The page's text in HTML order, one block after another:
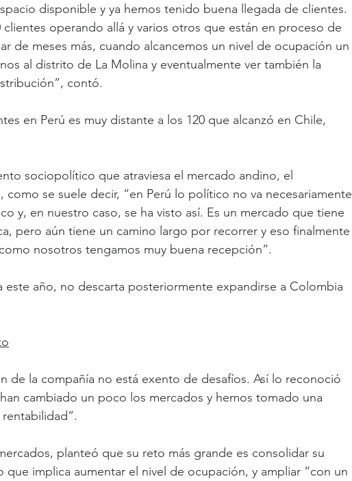
disponible y ya hemos tenido buena llegada de clientes.
operando allá y varios otros que están en proceso de
de meses más, cuando alcancemos un nivel de ocupación un
al distrito de La Molina y eventualmente ver también la
contó.
en Perú es muy distante a los 120 que alcanzó en Chile,
sociopolítico que atraviesa el mercado andino, el
se suele decir, “en Perú lo político no va necesariamente
y, en nuestro caso, se ha visto así. Es un mercado que tiene
pero aún tiene un camino largo por recorrer y eso finalmente
nosotros tengamos muy buena recepción”.
este año, no descarta posteriormente expandirse a Colombia
de la compañía no está exento de desafíos. Así lo reconoció
cambiado un poco los mercados y hemos tomado una
planteó que su reto más grande es consolidar su
que implica aumentar el nivel de ocupación, y ampliar “con un